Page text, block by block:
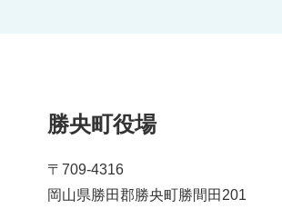
勝央町役場
〒709-4316
岡山県勝田郡勝央町勝間田201